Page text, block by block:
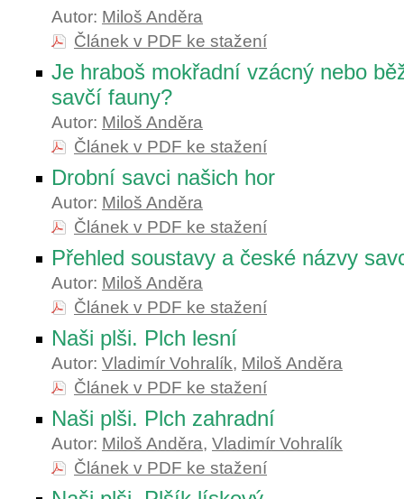
Autor: Miloš Anděra
Článek v PDF ke stažení
Je hraboš mokřadní vzácný nebo
savčí fauny?
Autor: Miloš Anděra
Článek v PDF ke stažení
Drobní savci našich hor
Autor: Miloš Anděra
Článek v PDF ke stažení
Přehled soustavy a české názvy
Autor: Miloš Anděra
Článek v PDF ke stažení
Naši plši. Plch lesní
Autor: Vladimír Vohralík, Miloš Anděra
Článek v PDF ke stažení
Naši plši. Plch zahradní
Autor: Miloš Anděra, Vladimír Vohralík
Článek v PDF ke stažení